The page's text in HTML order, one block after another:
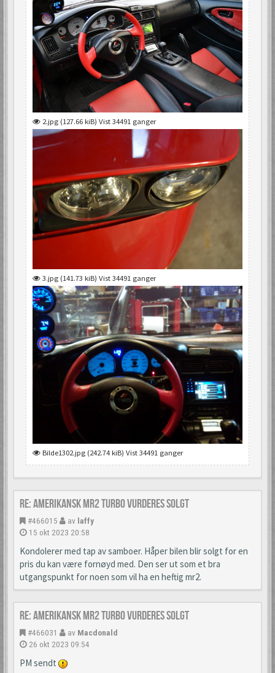
2.jpg (127.66 kiB) Vist 34491 ganger
3.jpg (141.73 kiB) Vist 34491 ganger
Bilde1302.jpg (242.74 kiB) Vist 34491 ganger
Re: Amerikansk MR2 Turbo vurderes solgt
#466015 av laffy
15 okt 2023 20:58
Kondolerer med tap av samboer. Håper bilen blir solgt for en
pris du kan være fornøyd med. Den ser ut som et bra
utgangspunkt for noen som vil ha en heftig mr2.
Re: Amerikansk MR2 Turbo vurderes solgt
#466031 av Macdonald
26 okt 2023 09:54
PM sendt